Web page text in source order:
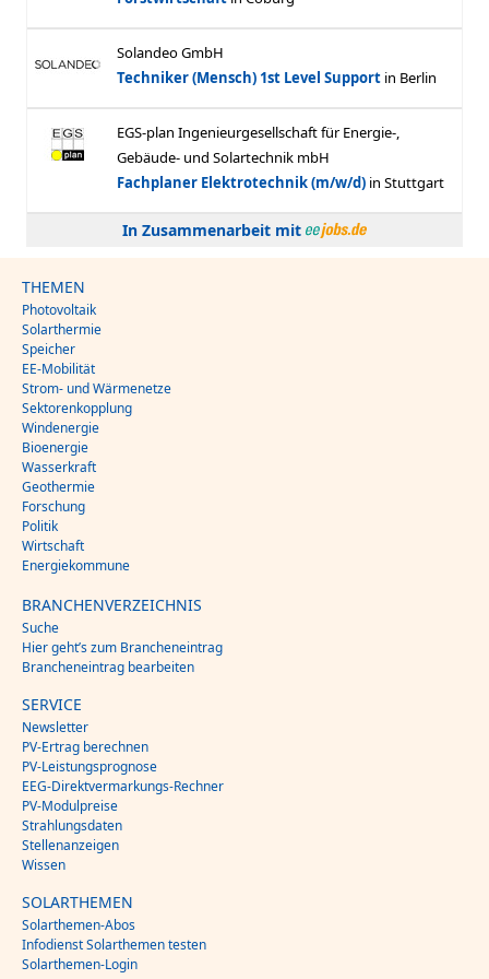
In Zusammenarbeit mit
THEMEN
Photovoltaik
Solarthermie
Speicher
EE-Mobilität
Strom- und Wärmenetze
Sektorenkopplung
Windenergie
Bioenergie
Wasserkraft
Geothermie
Forschung
Politik
Wirtschaft
Energiekommune
BRANCHENVERZEICHNIS
Suche
Hier geht’s zum Brancheneintrag
Brancheneintrag bearbeiten
SERVICE
Newsletter
PV-Ertrag berechnen
PV-Leistungsprognose
EEG-Direktvermarkungs-Rechner
PV-Modulpreise
Strahlungsdaten
Stellenanzeigen
Wissen
SOLARTHEMEN
Solarthemen-Abos
Infodienst Solarthemen testen
Solarthemen-Login